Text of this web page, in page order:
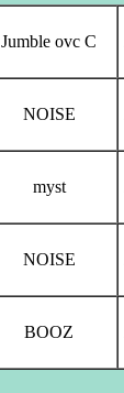
Jumble ovc C
NOISE
myst
NOISE
BOOZ